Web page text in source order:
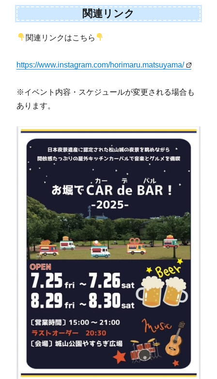
関連リンク
関連リンクはこちら
https://www.instagram.com/horimaru.matsuyama/
※イベント内容・スケジュールが変更される場合も
あります。